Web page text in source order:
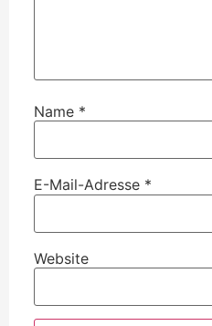
Name *
E-Mail-Adresse *
Website